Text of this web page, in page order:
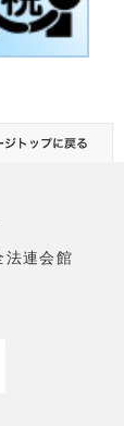
連会館